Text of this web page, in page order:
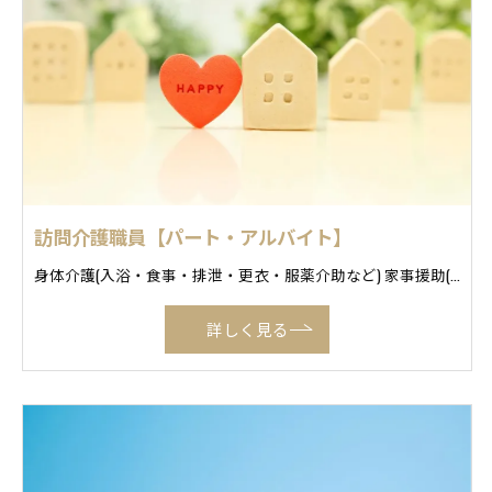
訪問介護職員【パート・アルバイト】
身体介護(入浴・食事・排泄・更衣・服薬介助など) 家事援助(掃除・調理・洗濯・買い物代行など) 通院介助(通院の付き添い・準備) 移動支援(外出支援) 等
詳しく見る